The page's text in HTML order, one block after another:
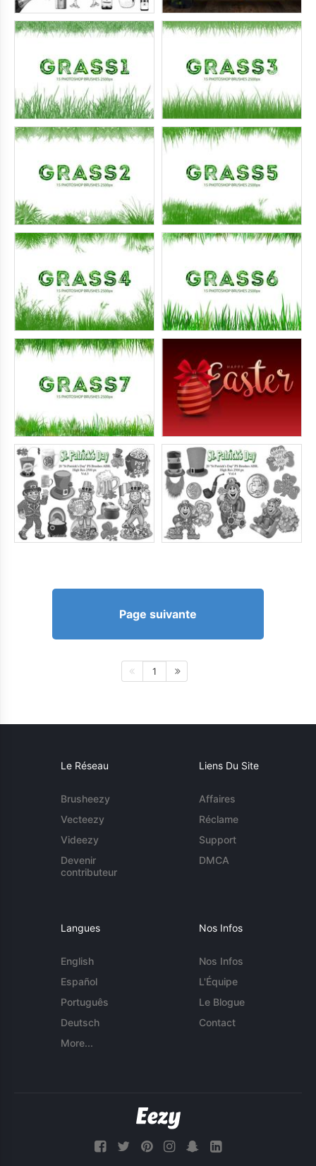
Page suivante
1
Le Réseau
Brusheezy
Vecteezy
Videezy
Devenir
contributeur
Liens Du Site
Affaires
Réclame
Support
DMCA
Langues
English
Español
Português
Deutsch
More...
Nos Infos
Nos Infos
L'Équipe
Le Blogue
Contact